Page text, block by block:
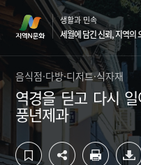
컨
텐
영
역
바
기
하
단
역
바
로
생활과 민속
세월에 담긴 신뢰, 지역의
음식점·다방·디저트·식자재
역경을 딛고 다시
풍년제과